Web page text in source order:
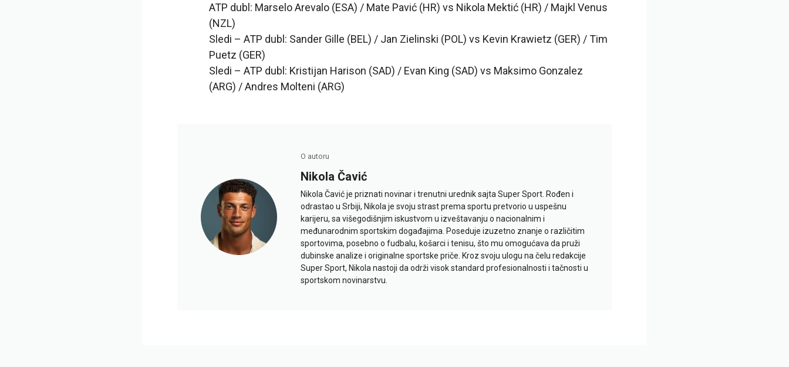
ATP dubl: Marselo Arevalo (ESA) / Mate Pavić (HR) vs Nikola Mektić (HR) / Majkl Venus
(NZL)
Sledi – ATP dubl: Sander Gille (BEL) / Jan Zielinski (POL) vs Kevin Krawietz (GER) / Tim
Puetz (GER)
Sledi – ATP dubl: Kristijan Harison (SAD) / Evan King (SAD) vs Maksimo Gonzalez
(ARG) / Andres Molteni (ARG)
O autoru
Nikola Čavić
Nikola Čavić je priznati novinar i trenutni urednik sajta Super Sport. Rođen i
odrastao u Srbiji, Nikola je svoju strast prema sportu pretvorio u uspešnu
karijeru, sa višegodišnjim iskustvom u izveštavanju o nacionalnim i
međunarodnim sportskim događajima. Poseduje izuzetno znanje o različitim
sportovima, posebno o fudbalu, košarci i tenisu, što mu omogućava da pruži
dubinske analize i originalne sportske priče. Kroz svoju ulogu na čelu redakcije
Super Sport, Nikola nastoji da održi visok standard profesionalnosti i tačnosti u
sportskom novinarstvu.